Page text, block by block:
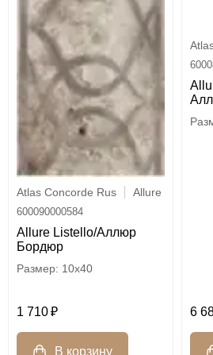
Atlas Concorde Rus Allure
600090000584
Allure Listello/Аллюр
Бордюр
10x40
1 710 6